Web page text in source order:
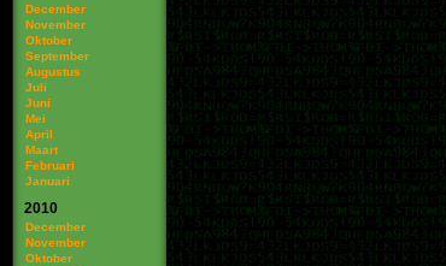
December
November
Oktober
September
Augustus
Juli
Juni
Mei
April
Maart
Februari
Januari
2010
December
November
Oktober